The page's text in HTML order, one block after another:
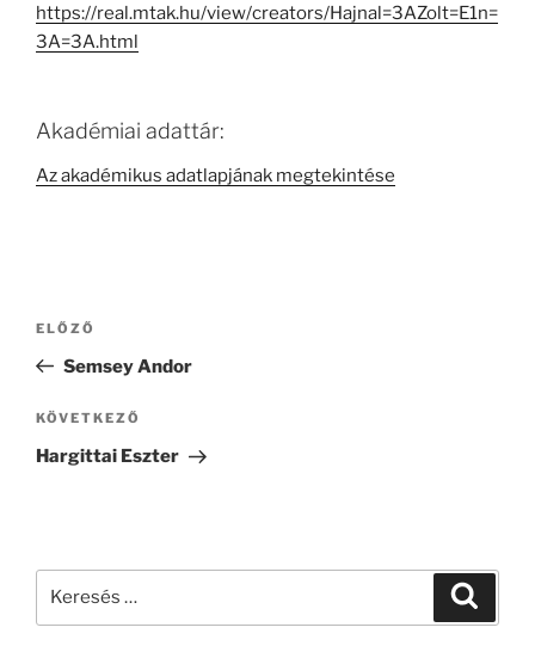
https://real.mtak.hu/view/creators/Hajnal=3AZolt=E1n=
3A=3A.html
Akadémiai adattár:
Az akadémikus adatlapjának megtekintése
Bejegyzés
Korábbi
bejegyzés
ELŐZŐ
Semsey Andor
Következő
bejegyzés
KÖVETKEZŐ
Hargittai Eszter